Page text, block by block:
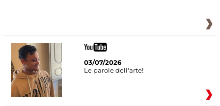
03/07/2026
Le parole dell'arte!